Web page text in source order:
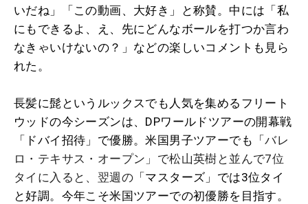
いだね」「この動画、大好き」と称賛。中には「私
にもできるよ、え、先にどんなボールを打つか言わ
なきゃいけないの？」などの楽しいコメントも見ら
れた。
長髪に髭というルックスでも人気を集めるフリート
ウッドの今シーズンは、DPワールドツアーの開幕戦
「ドバイ招待」で優勝。米国男子ツアーでも「バレ
ロ・テキサス・オープン」で松山英樹と並んで7位
タイに入ると、翌週の 「マスターズ」では3位タイ
と好調。今年こそ米国ツアーでの初優勝を目指す。